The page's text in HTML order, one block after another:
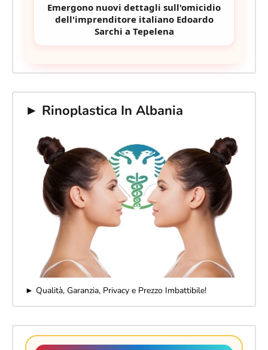
Emergono nuovi dettagli sull'omicidio
dell'imprenditore italiano Edoardo
Sarchi a Tepelena
► Rinoplastica In Albania
► Qualità, Garanzia, Privacy e Prezzo Imbattibile!